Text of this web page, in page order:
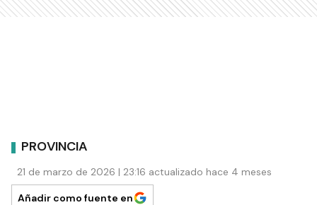
PROVINCIA
21 de marzo de 2026 | 23:16 actualizado hace 4 meses
Añadir como fuente en